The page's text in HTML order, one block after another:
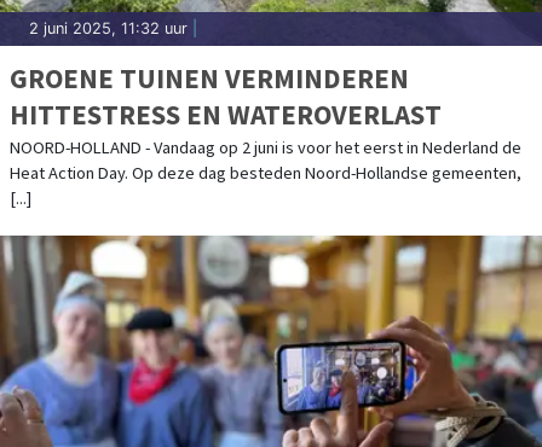
2 juni 2025, 11:32 uur
GROENE TUINEN VERMINDEREN
HITTESTRESS EN WATEROVERLAST
NOORD-HOLLAND - Vandaag op 2 juni is voor het eerst in Nederland de
Heat Action Day. Op deze dag besteden Noord-Hollandse gemeenten,
[...]